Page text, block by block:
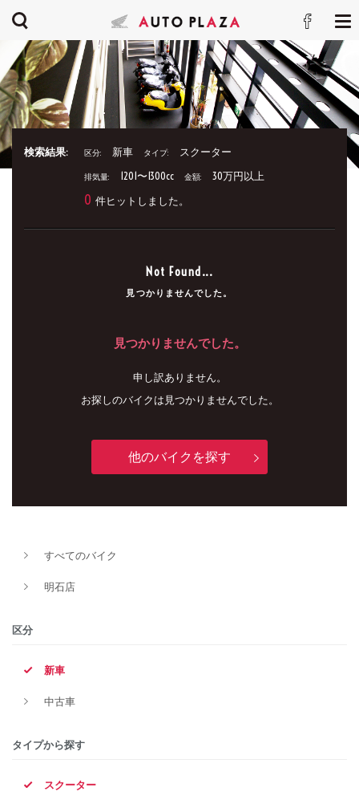
検索結果: 区分: 新車 タイプ: スクーター
排気量: 1201〜1300cc 金額: 30万円以上
0 件ヒットしました。
Not Found...
見つかりませんでした。
見つかりませんでした。
申し訳ありません。
お探しのバイクは見つかりませんでした。
他のバイクを探す
すべてのバイク
明石店
区分
新車
中古車
タイプから探す
スクーター
新車
タイプ